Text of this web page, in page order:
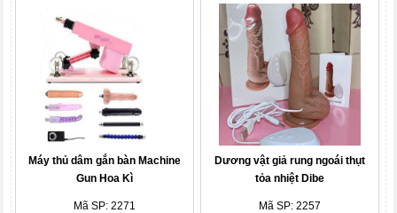
Máy thủ dâm gắn bàn Machine
Gun Hoa Kì
Mã SP: 2271
Dương vật giả rung ngoái thụt
tỏa nhiệt Dibe
Mã SP: 2257